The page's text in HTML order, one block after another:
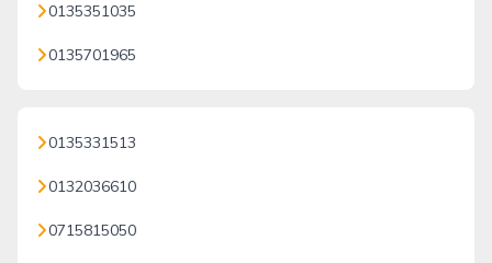
0135351035
0135701965
0135331513
0132036610
0715815050